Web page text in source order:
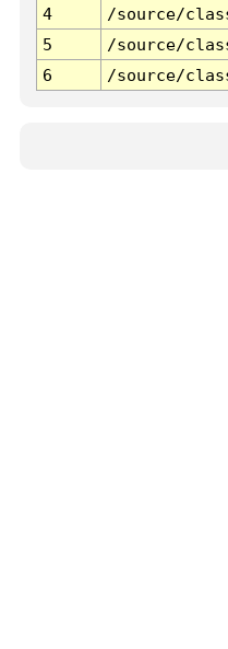
4
/source/
5
/source/
6
/source/